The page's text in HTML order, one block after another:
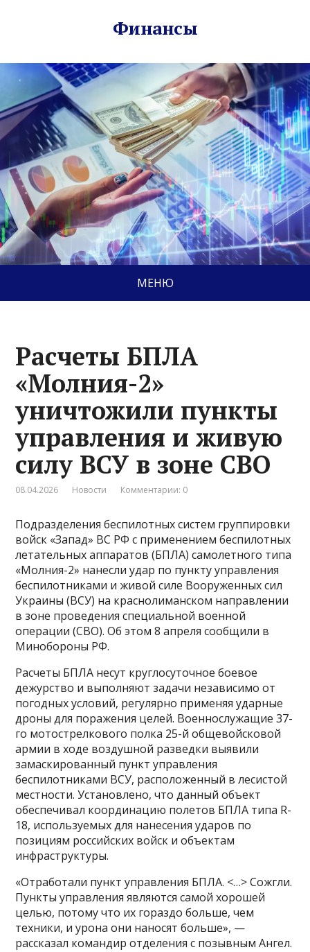
Финансы
МЕНЮ
Расчеты БПЛА
«Молния-2»
уничтожили пункты
управления и живую
силу ВСУ в зоне СВО
08.04.2026 Новости Комментарии: 0
Подразделения беспилотных систем группировки
войск «Запад» ВС РФ с применением беспилотных
летательных аппаратов (БПЛА) самолетного типа
«Молния-2» нанесли удар по пункту управления
беспилотниками и живой силе Вооруженных сил
Украины (ВСУ) на краснолиманском направлении
в зоне проведения специальной военной
операции (СВО). Об этом 8 апреля сообщили в
Минобороны РФ.
Расчеты БПЛА несут круглосуточное боевое
дежурство и выполняют задачи независимо от
погодных условий, регулярно применяя ударные
дроны для поражения целей. Военнослужащие 37-
го мотострелкового полка 25-й общевойсковой
армии в ходе воздушной разведки выявили
замаскированный пункт управления
беспилотниками ВСУ, расположенный в лесистой
местности. Установлено, что данный объект
обеспечивал координацию полетов БПЛА типа R-
18, используемых для нанесения ударов по
позициям российских войск и объектам
инфраструктуры.
«Отработали пункт управления БПЛА. <…> Сожгли.
Пункты управления являются самой хорошей
целью, потому что их гораздо больше, чем
техники, и урона они наносят больше», —
рассказал командир отделения с позывным Ангел.